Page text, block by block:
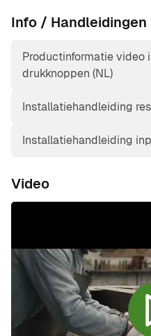
Info / Handleidingen
Productinformatie video
drukknoppen (NL)
Installatiehandleiding
Installatiehandleiding
Video